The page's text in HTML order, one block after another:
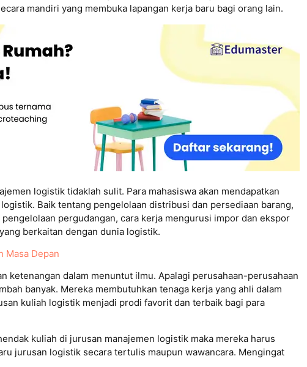
mandiri yang membuka lapangan kerja baru bagi orang lain.
logistik tidaklah sulit. Para mahasiswa akan mendapatkan
Baik tentang pengelolaan distribusi dan persediaan barang,
pergudangan, cara kerja mengurusi impor dan ekspor
berkaitan dengan dunia logistik.
Masa Depan
ketenangan dalam menuntut ilmu. Apalagi perusahaan-perusahaan
banyak. Mereka membutuhkan tenaga kerja yang ahli dalam
kuliah logistik menjadi prodi favorit dan terbaik bagi para
kuliah di jurusan manajemen logistik maka mereka harus
jurusan logistik secara tertulis maupun wawancara. Mengingat